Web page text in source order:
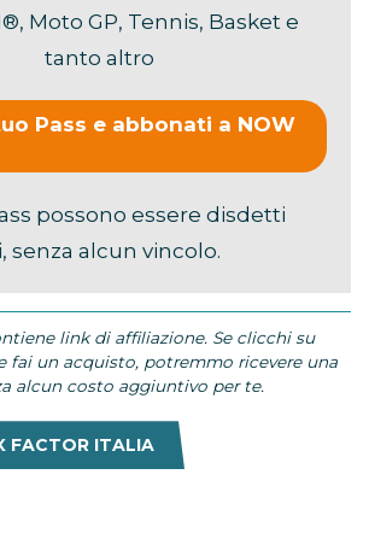
Moto GP, Tennis, Basket e
tanto altro
Pass e abbonati a NOW
possono essere disdetti
senza alcun vincolo.
link di affiliazione. Se clicchi su
fai un acquisto, potremmo ricevere una
alcun costo aggiuntivo per te.
FACTOR ITALIA